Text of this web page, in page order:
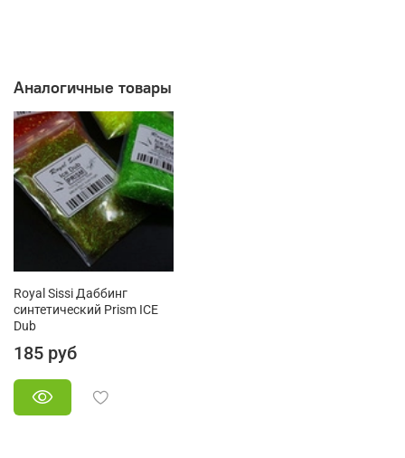
Аналогичные товары
Royal Sissi Даббинг
синтетический Prism ICE
Dub
185 руб